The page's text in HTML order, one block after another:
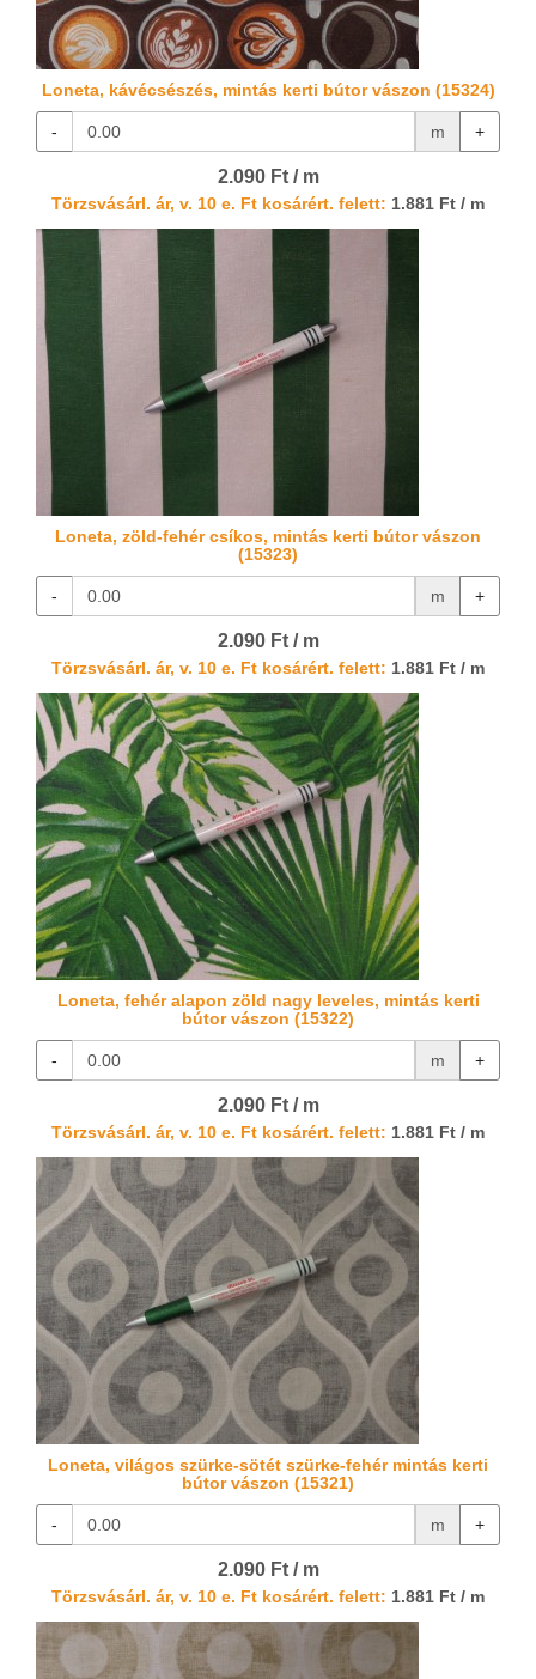
Loneta, kávécsészés, mintás kerti bútor vászon (15324)
- m +
2.090 Ft / m
Törzsvásárl. ár, v. 10 e. Ft kosárért. felett: 1.881 Ft / m
Loneta, zöld-fehér csíkos, mintás kerti bútor vászon
(15323)
- m +
2.090 Ft / m
Törzsvásárl. ár, v. 10 e. Ft kosárért. felett: 1.881 Ft / m
Loneta, fehér alapon zöld nagy leveles, mintás kerti
bútor vászon (15322)
- m +
2.090 Ft / m
Törzsvásárl. ár, v. 10 e. Ft kosárért. felett: 1.881 Ft / m
Loneta, világos szürke-sötét szürke-fehér mintás kerti
bútor vászon (15321)
- m +
2.090 Ft / m
Törzsvásárl. ár, v. 10 e. Ft kosárért. felett: 1.881 Ft / m